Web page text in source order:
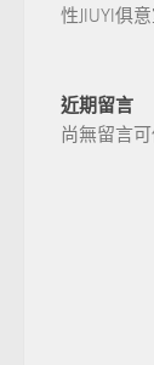
性JIUYI俱
近期留言
尚無留言